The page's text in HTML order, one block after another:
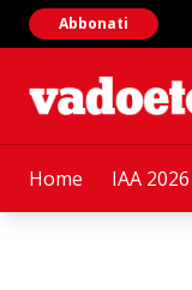
Home IAA 2026
Abbonati